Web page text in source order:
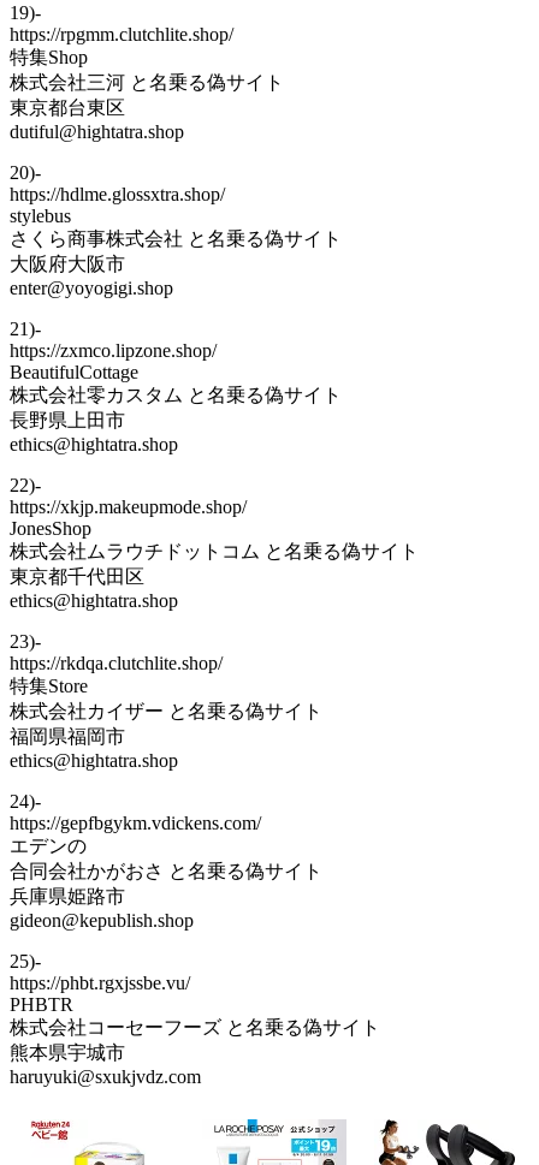
19)-
https://rpgmm.clutchlite.shop/
特集Shop
株式会社三河 と名乗る偽サイト
東京都台東区
dutiful@hightatra.shop
20)-
https://hdlme.glossxtra.shop/
stylebus
さくら商事株式会社 と名乗る偽サイト
大阪府大阪市
enter@yoyogigi.shop
21)-
https://zxmco.lipzone.shop/
BeautifulCottage
株式会社零カスタム と名乗る偽サイト
長野県上田市
ethics@hightatra.shop
22)-
https://xkjp.makeupmode.shop/
JonesShop
株式会社ムラウチドットコム と名乗る偽サイト
東京都千代田区
ethics@hightatra.shop
23)-
https://rkdqa.clutchlite.shop/
特集Store
株式会社カイザー と名乗る偽サイト
福岡県福岡市
ethics@hightatra.shop
24)-
https://gepfbgykm.vdickens.com/
エデンの
合同会社かがおさ と名乗る偽サイト
兵庫県姫路市
gideon@kepublish.shop
25)-
https://phbt.rgxjssbe.vu/
PHBTR
株式会社コーセーフーズ と名乗る偽サイト
熊本県宇城市
haruyuki@sxukjvdz.com